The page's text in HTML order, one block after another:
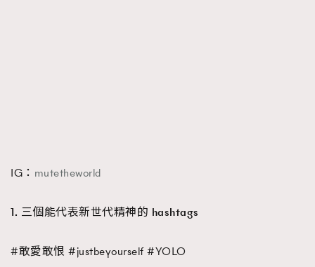
IG： mutetheworld
1. 三個能代表新世代精神的 hashtags
#敢愛敢恨 #justbeyourself #YOLO